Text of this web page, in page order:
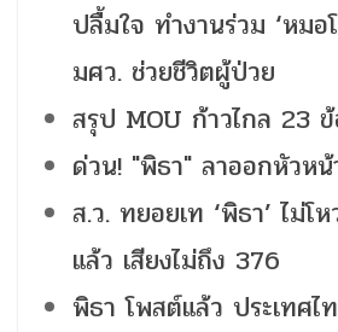
ปลื้มใจ ทำงานร่วม ‘หมอ
มศว. ช่วยชีวิตผู้ป่วย
สรุป MOU ก้าวไกล 23
ด่วน! "พิธา" ลาออกหัวหน้
ส.ว. ทยอยเท ‘พิธา’ ไม่โ
แล้ว เสียงไม่ถึง 376
พิธา โพสต์แล้ว ประเทศไ